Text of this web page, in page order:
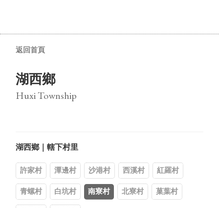
返回首頁
湖西鄉
Huxi Township
湖西鄉｜轄下村里
許家村 潭邊村 沙港村 西溪村 紅羅村
青螺村 白坑村 南寮村 北寮村 菓葉村